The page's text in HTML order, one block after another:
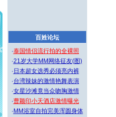
百姓论坛
·泰国情侣流行拍的全裸照
·21岁大学MM网络征友(图)
· 日本超女选秀必须亮内裤
·台湾辣妹的激情艳舞表演
·女星沙滩竟当众吻胸激情
·曹颖印小天酒店激情曝光
· MM浴室自拍完美浑圆身体